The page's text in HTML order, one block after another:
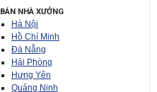
BÁN NHÀ XƯỞNG
Hà Nội
Hồ Chí Minh
Đà Nẵng
Hải Phòng
Hưng Yên
Quảng Ninh